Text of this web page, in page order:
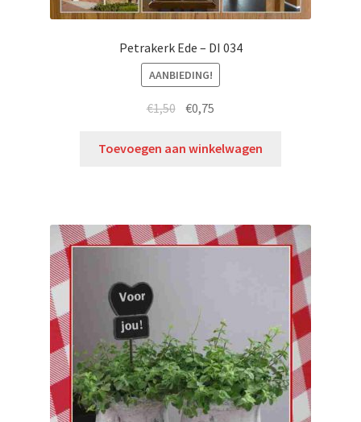
Petrakerk Ede – DI 034
AANBIEDING!
€1,50 €0,75
Toevoegen aan winkelwagen